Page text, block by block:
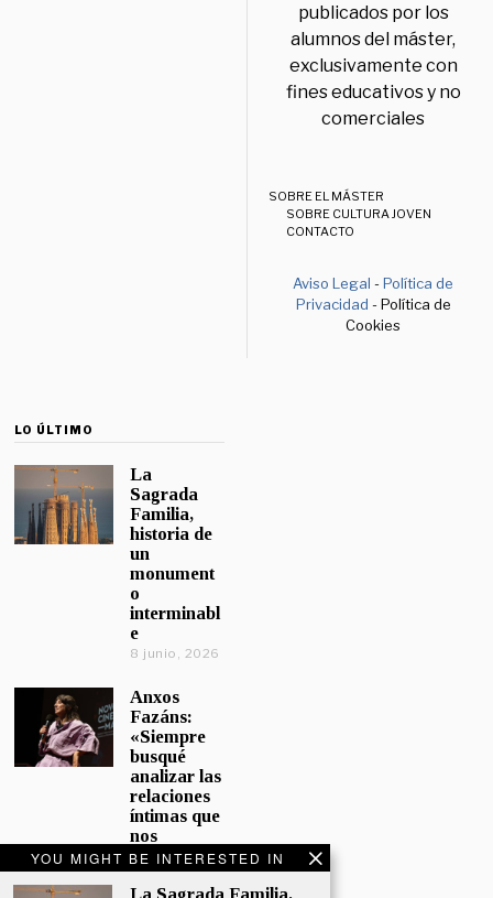
YOU MIGHT BE INTERESTED IN
publicados por los
alumnos del máster,
exclusivamente con
fines educativos y no
comerciales
SOBRE EL MÁSTER
SOBRE CULTURA JOVEN
CONTACTO
Aviso Legal -Política de
Privacidad - Política de
Cookies
LO ÚLTIMO
La
Sagrada
Familia,
historia de
un
monument
o
interminabl
e
8 junio, 2026
Anxos
Fazáns:
«Siempre
busqué
analizar las
relaciones
íntimas que
nos
afectan»
5 junio, 2026